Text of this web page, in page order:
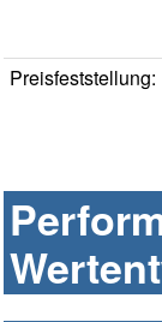
Preisfeststellung: